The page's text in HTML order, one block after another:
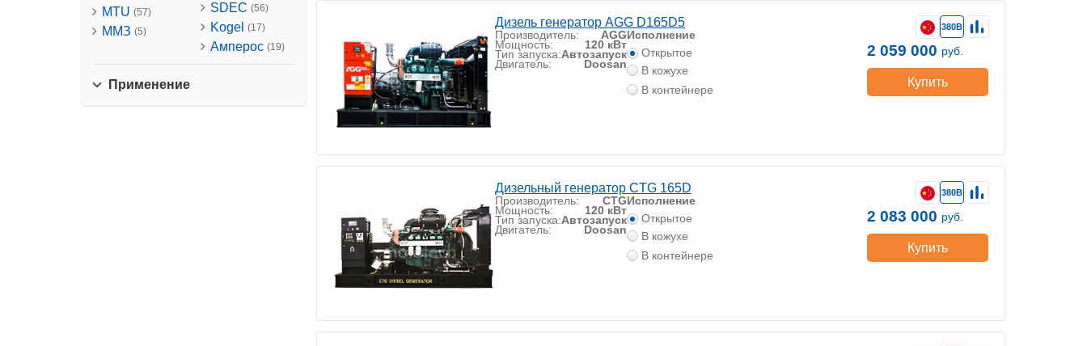
MTU (57)
ММЗ (5)
SDEC (56)
Kogel (17)
Амперос (19)
Применение
Дизель генератор AGG D165D5
Производитель: AGG
Мощность: 120 кВт
Тип запуска:Автозапуск
Двигатель: Doosan
Исполнение
Открытое
В кожухе
В контейнере
380В
2 059 000 руб.
Купить
Дизельный генератор CTG 165D
Производитель: CTG
Мощность: 120 кВт
Тип запуска:Автозапуск
Двигатель: Doosan
Исполнение
Открытое
В кожухе
В контейнере
380В
2 083 000 руб.
Купить